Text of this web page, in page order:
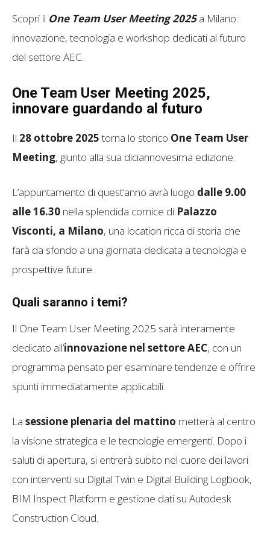
Scopri il One Team User Meeting 2025a Milano:
innovazione, tecnologia e workshop dedicati al futuro
del settore AEC.
One Team User Meeting 2025,
innovare guardando al futuro
Il 28 ottobre 2025torna lo storico One Team User
Meeting, giunto alla sua diciannovesima edizione.
L’appuntamento di quest’anno avrà luogo dalle 9.00
alle 16.30 nella splendida cornice di Palazzo
Visconti, a Milano, una location ricca di storia che
farà da sfondo a una giornata dedicata a tecnologia e
prospettive future.
Quali saranno i temi?
Il One Team User Meeting 2025 sarà interamente
dedicato all’innovazione nel settore AEC, con un
programma pensato per esaminare tendenze e offrire
spunti immediatamente applicabili.
La sessione plenaria del mattino metterà al centro
la visione strategica e le tecnologie emergenti. Dopo i
saluti di apertura, si entrerà subito nel cuore dei lavori
con interventi su Digital Twin e Digital Building Logbook,
BIM Inspect Platform e gestione dati su Autodesk
Construction Cloud.